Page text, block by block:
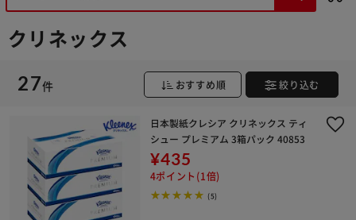
クリネックス
27件 おすすめ順 絞り込む
日本製紙クレシア クリネックス ティ
シュー プレミアム 3箱パック 40853
¥435
4ポイント(1倍)
(5)
※ご確認ください
カートに入れる